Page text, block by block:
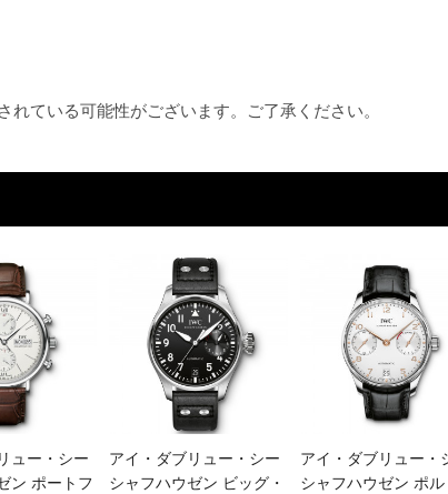
ている可能性がございます。ご了承ください。
ュー・シー
ン ポートフ
アイ・ダブリュー・シー
シャフハウゼン ビッグ・
アイ・ダブリュー・
シャフハウゼン ポル